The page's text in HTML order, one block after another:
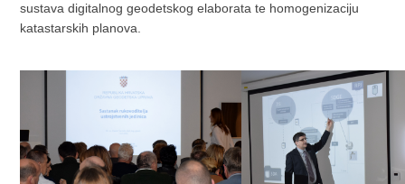
sustava digitalnog geodetskog elaborata te homogenizaciju
katastarskih planova.